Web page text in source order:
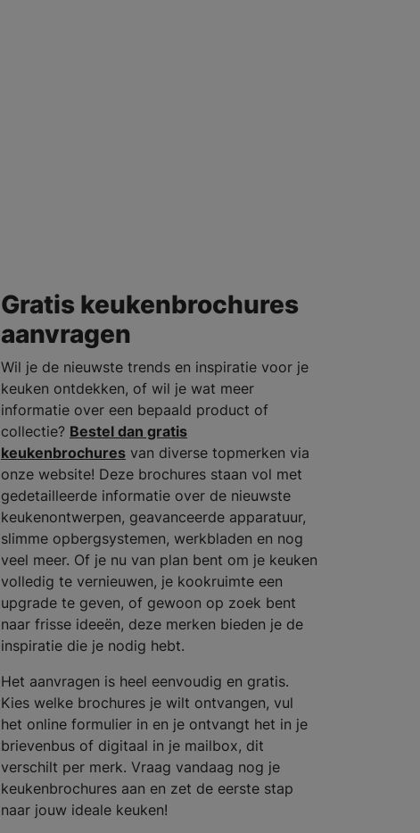
Gratis keukenbrochures
aanvragen
Wil je de nieuwste trends en inspiratie voor je
keuken ontdekken, of wil je wat meer
informatie over een bepaald product of
collectie? Bestel dan gratis
keukenbrochuresvan diverse topmerken via
onze website! Deze brochures staan vol met
gedetailleerde informatie over de nieuwste
keukenontwerpen, geavanceerde apparatuur,
slimme opbergsystemen, werkbladen en nog
veel meer. Of je nu van plan bent om je keuken
volledig te vernieuwen, je kookruimte een
upgrade te geven, of gewoon op zoek bent
naar frisse ideeën, deze merken bieden je de
inspiratie die je nodig hebt.
Het aanvragen is heel eenvoudig en gratis.
Kies welke brochures je wilt ontvangen, vul
het online formulier in en je ontvangt het in je
brievenbus of digitaal in je mailbox, dit
verschilt per merk. Vraag vandaag nog je
keukenbrochures aan en zet de eerste stap
naar jouw ideale keuken!